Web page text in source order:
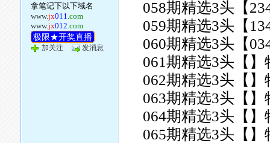
拿笔记下以下域名
www.jx011.com
www.jx012.com
极限★开奖直播
加关注 发消息
058期精选3头【
059期精选3头【
060期精选3头【
061期精选3头【】
062期精选3头【】
063期精选3头【】
064期精选3头【】
065期精选3头【】